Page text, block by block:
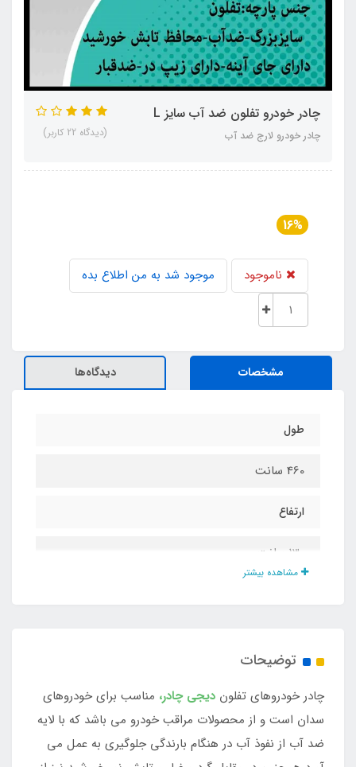
چادر خودرو تفلون ضد آب سایز L
چادر خودرو لارج ضد آب (دیدگاه 22 کاربر)
16%
ناموجود موجود شد به من اطلاع بده
مشخصات دیدگاه‌ها
طول
460 سانت
ارتفاع
130 سانت
تفلون ضد آب
مشاهده بیشتر
توضیحات
چادر خودروهای تفلون دیجی چادر، مناسب برای خودروهای
سدان است و از محصولات مراقب خودرو می باشد که با لایه
ضد آب از نفوذ آب در هنگام بارندگی جلوگیری به عمل می